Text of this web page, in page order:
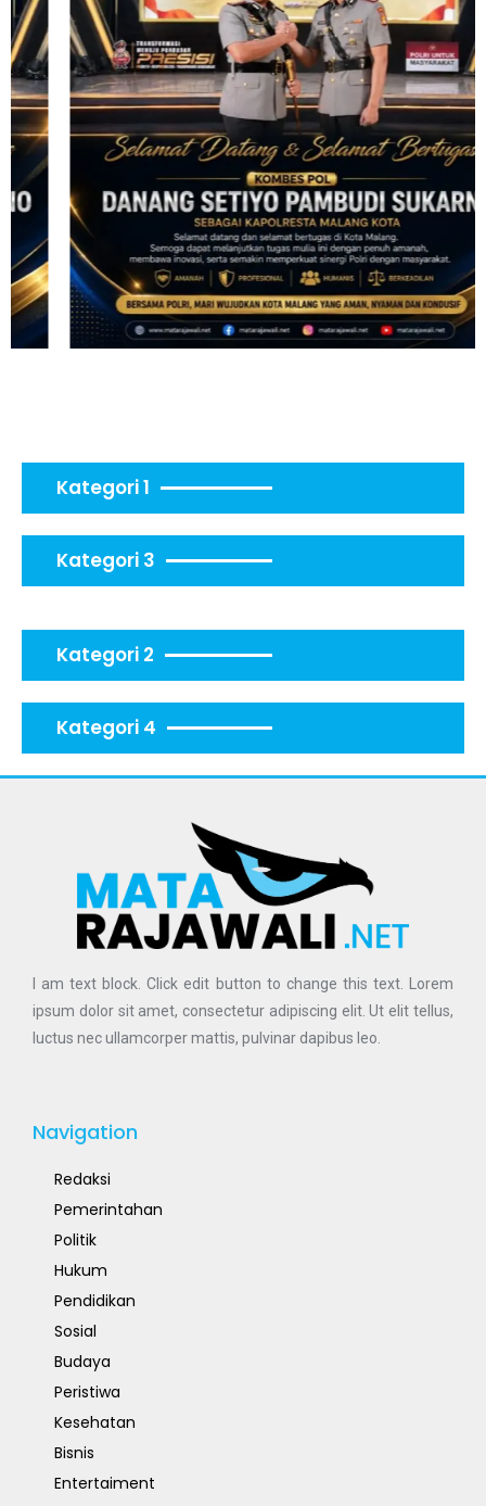
Kategori 1
Kategori 3
Kategori 2
Kategori 4
I am text block. Click edit button to change this text. Lorem
ipsum dolor sit amet, consectetur adipiscing elit. Ut elit tellus,
luctus nec ullamcorper mattis, pulvinar dapibus leo.
Navigation
Redaksi
Pemerintahan
Politik
Hukum
Pendidikan
Sosial
Budaya
Peristiwa
Kesehatan
Bisnis
Entertaiment